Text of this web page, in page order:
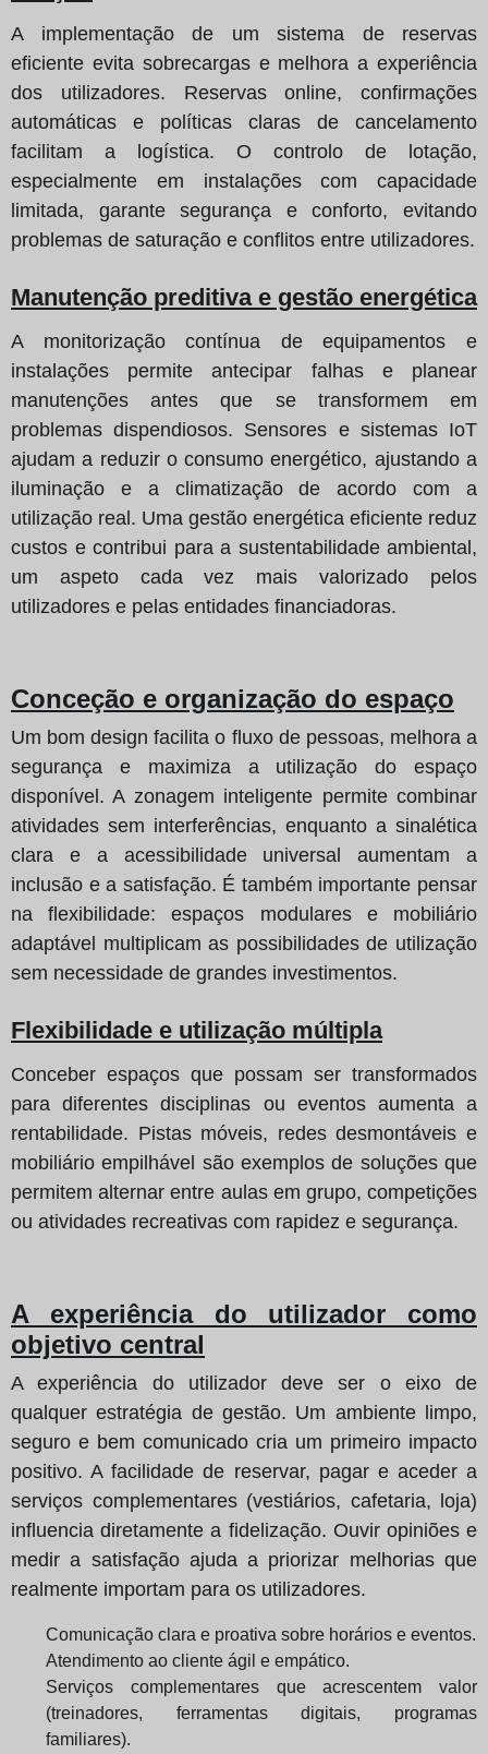
A implementação de um sistema de reservas
eficiente evita sobrecargas e melhora a experiência
dos utilizadores. Reservas online, confirmações
automáticas e políticas claras de cancelamento
facilitam a logística. O controlo de lotação,
especialmente em instalações com capacidade
limitada, garante segurança e conforto, evitando
problemas de saturação e conflitos entre utilizadores.
Manutenção preditiva e gestão energética
A monitorização contínua de equipamentos e
instalações permite antecipar falhas e planear
manutenções antes que se transformem em
problemas dispendiosos. Sensores e sistemas IoT
ajudam a reduzir o consumo energético, ajustando a
iluminação e a climatização de acordo com a
utilização real. Uma gestão energética eficiente reduz
custos e contribui para a sustentabilidade ambiental,
um aspeto cada vez mais valorizado pelos
utilizadores e pelas entidades financiadoras.
Conceção e organização do espaço
Um bom design facilita o fluxo de pessoas, melhora a
segurança e maximiza a utilização do espaço
disponível. A zonagem inteligente permite combinar
atividades sem interferências, enquanto a sinalética
clara e a acessibilidade universal aumentam a
inclusão e a satisfação. É também importante pensar
na flexibilidade: espaços modulares e mobiliário
adaptável multiplicam as possibilidades de utilização
sem necessidade de grandes investimentos.
Flexibilidade e utilização múltipla
Conceber espaços que possam ser transformados
para diferentes disciplinas ou eventos aumenta a
rentabilidade. Pistas móveis, redes desmontáveis e
mobiliário empilhável são exemplos de soluções que
permitem alternar entre aulas em grupo, competições
ou atividades recreativas com rapidez e segurança.
A experiência do utilizador como
objetivo central
A experiência do utilizador deve ser o eixo de
qualquer estratégia de gestão. Um ambiente limpo,
seguro e bem comunicado cria um primeiro impacto
positivo. A facilidade de reservar, pagar e aceder a
serviços complementares (vestiários, cafetaria, loja)
influencia diretamente a fidelização. Ouvir opiniões e
medir a satisfação ajuda a priorizar melhorias que
realmente importam para os utilizadores.
Comunicação clara e proativa sobre horários e eventos.
Atendimento ao cliente ágil e empático.
Serviços complementares que acrescentem valor
(treinadores, ferramentas digitais, programas
familiares).